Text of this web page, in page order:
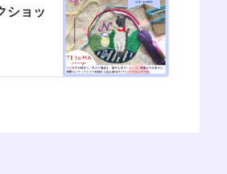
ショッ